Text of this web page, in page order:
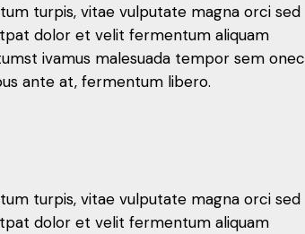
turpis, vitae vulputate magna orci sed
dolor et velit fermentum aliquam
ivamus malesuada tempor sem onec
ante at, fermentum libero.
turpis, vitae vulputate magna orci sed
dolor et velit fermentum aliquam